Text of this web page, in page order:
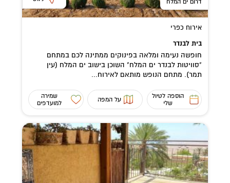
אירוח כפרי
בית לבנדר
חופשה נעימה ומלאה בפינוקים ממתינה לכם במתחם
"סוויטות לבנדר ים המלח" השוכן בישוב ים המלח (עין
תמר). מתחם הנופש מותאם לאירוח...
הוספה לטיול
שלי
על המפה
שמירה
למועדפים